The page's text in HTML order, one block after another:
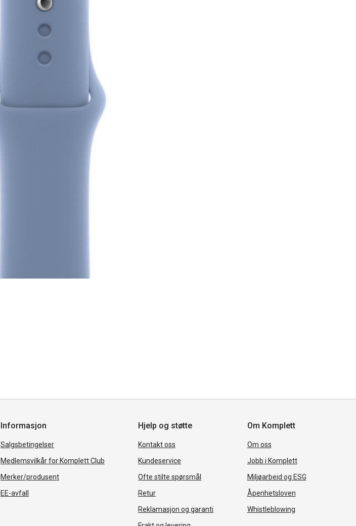
Informasjon
Salgsbetingelser
Medlemsvilkår for Komplett Club
Merker/produsent
EE-avfall
Hjelp og støtte
Kontakt oss
Kundeservice
Ofte stilte spørsmål
Retur
Reklamasjon og garanti
Om Komplett
Om oss
Jobb i Komplett
Miljøarbeid og ESG
Åpenhetsloven
Whistleblowing